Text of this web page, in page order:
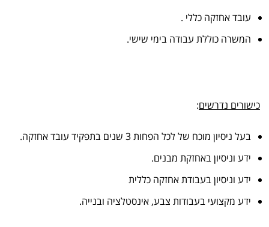
עובד אחזקה כללי .
המשרה כוללת עבודה בימי שישי.
כישורים נדרשים:
בעל ניסיון מוכח של לכל הפחות 3 שנים בתפקיד עובד אחזקה.
ידע וניסיון באחזקת מבנים.
ידע וניסיון בעבודת אחזקה כללית
ידע מקצועי בעבודות צבע, אינסטלציה ובנייה.